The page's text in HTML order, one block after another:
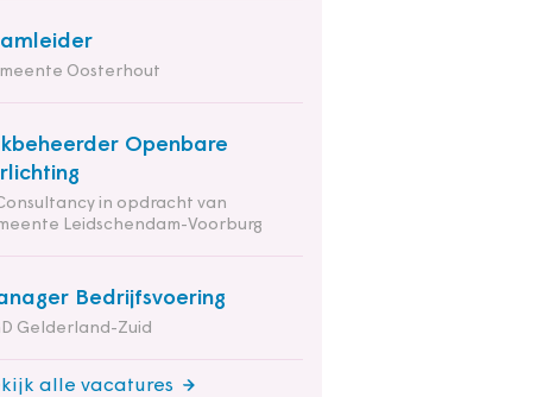
Oosterhout
Openbare
in opdracht van
Leidschendam-Voorburg
Bedrijfsvoering
Gelderland-Zuid
alle vacatures